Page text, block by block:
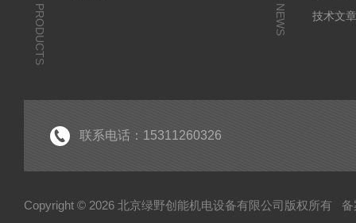
PRODUCTS NEWS
技术文
联系电话：15311260326
Copyright © 2026 北京绿野创能机电设备有限公司版权所有 备